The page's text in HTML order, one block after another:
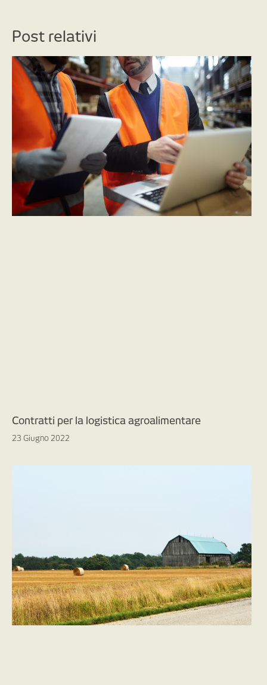
Post relativi
Contratti per la logistica agroalimentare
23 Giugno 2022